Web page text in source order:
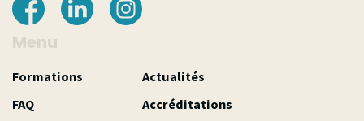
Menu
Formations
Actualités
FAQ
Accréditations